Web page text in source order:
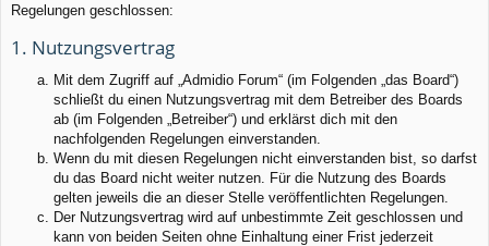
Regelungen geschlossen:
1. Nutzungsvertrag
Mit dem Zugriff auf „Admidio Forum“ (im Folgenden „das Board“)
schließt du einen Nutzungsvertrag mit dem Betreiber des Boards
ab (im Folgenden „Betreiber“) und erklärst dich mit den
nachfolgenden Regelungen einverstanden.
Wenn du mit diesen Regelungen nicht einverstanden bist, so darfst
du das Board nicht weiter nutzen. Für die Nutzung des Boards
gelten jeweils die an dieser Stelle veröffentlichten Regelungen.
Der Nutzungsvertrag wird auf unbestimmte Zeit geschlossen und
kann von beiden Seiten ohne Einhaltung einer Frist jederzeit